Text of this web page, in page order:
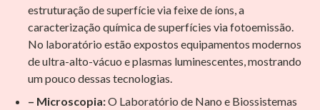
estruturação de superfície via feixe de íons, a
caracterização química de superfícies via fotoemissão.
No laboratório estão expostos equipamentos modernos
de ultra-alto-vácuo e plasmas luminescentes, mostrando
um pouco dessas tecnologias.
– Microscopia:O Laboratório de Nano e Biossistemas